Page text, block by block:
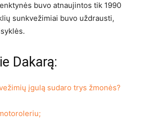
buvo atnaujintos tik 1990
sunkvežimiai buvo uždrausti,
Dakarą:
įgulą sudaro trys žmonės?